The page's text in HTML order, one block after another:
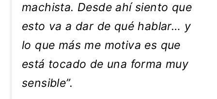
machista. Desde ahí siento que
esto va a dar de qué hablar… y
lo que más me motiva es que
está tocado de una forma muy
sensible”.